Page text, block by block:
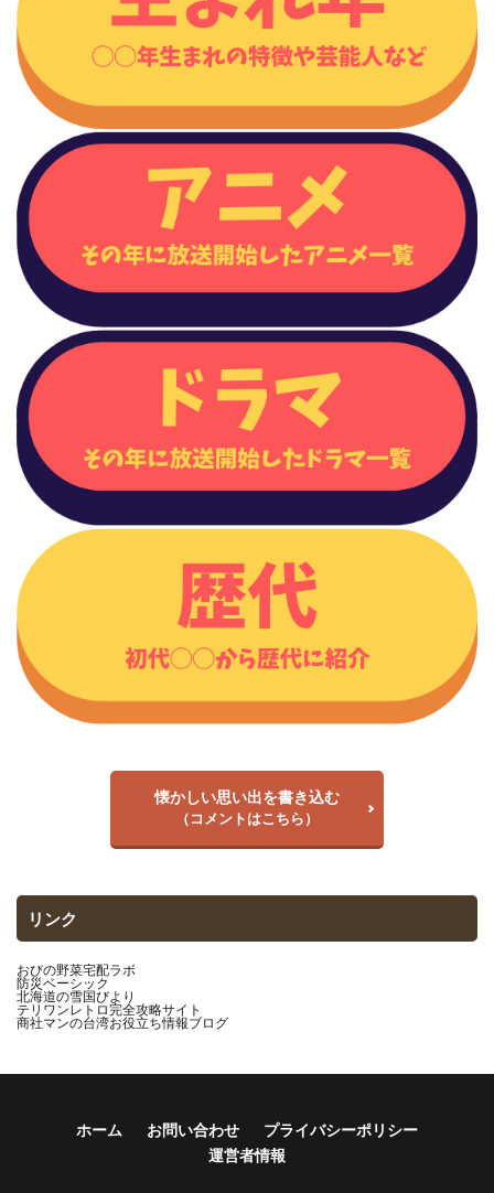
懐かしい思い出を書き込む
（コメントはこちら）
リンク
おびの野菜宅配ラボ
防災ベーシック
北海道の雪国びより
テリワンレトロ完全攻略サイト
商社マンの台湾お役立ち情報ブログ
ホーム お問い合わせ
プライバシーポリシー
運営者情報